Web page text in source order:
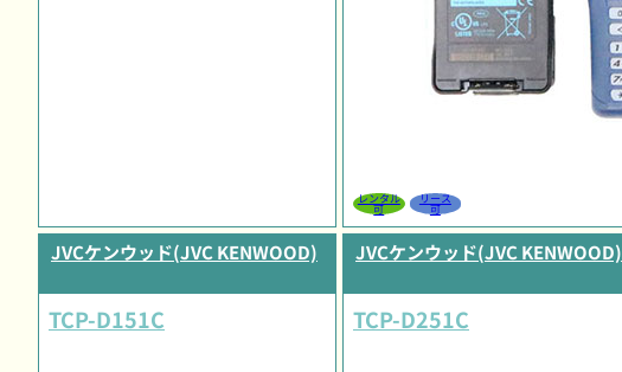
レンタル
可
リース
可
JVCケンウッド(JVC KENWOOD)
TCP-D151C
JVCケンウッド(JVC KENWOOD)
TCP-D251C